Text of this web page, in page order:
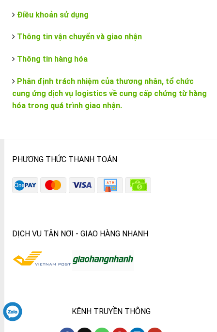
Điều khoản sử dụng
Thông tin vận chuyển và giao nhận
Thông tin hàng hóa
Phân định trách nhiệm của thương nhân, tổ chức
cung ứng dịch vụ logistics về cung cấp chứng từ hàng
hóa trong quá trình giao nhận.
PHƯƠNG THỨC THANH TOÁN
DỊCH VỤ TẬN NƠI - GIAO HÀNG NHANH
KÊNH TRUYỀN THÔNG